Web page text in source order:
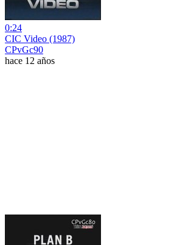
0:24
CIC Video (1987)
CPvGc90
hace 12 años